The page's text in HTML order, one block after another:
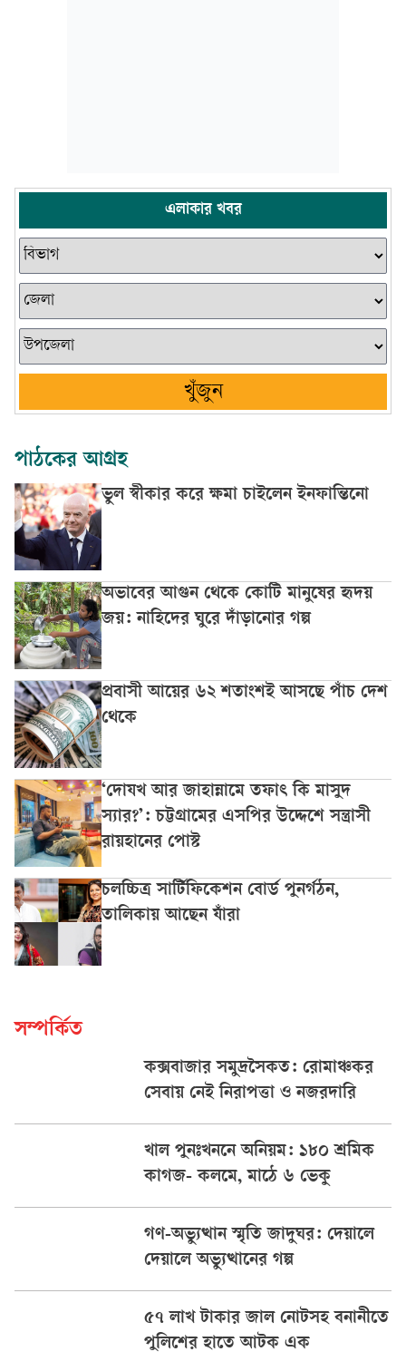
এলাকার খবর
খুঁজুন
পাঠকের আগ্রহ
ভুল স্বীকার করে ক্ষমা চাইলেন ইনফান্তিনো
অভাবের আগুন থেকে কোটি মানুষের হৃদয়
জয়: নাহিদের ঘুরে দাঁড়ানোর গল্প
প্রবাসী আয়ের ৬২ শতাংশই আসছে পাঁচ দেশ
থেকে
‘দোযখ আর জাহান্নামে তফাৎ কি মাসুদ
স্যার?’: চট্টগ্রামের এসপির উদ্দেশে সন্ত্রাসী
রায়হানের পোস্ট
চলচ্চিত্র সার্টিফিকেশন বোর্ড পুনর্গঠন,
তালিকায় আছেন যাঁরা
সম্পর্কিত
কক্সবাজার সমুদ্রসৈকত: রোমাঞ্চকর
সেবায় নেই নিরাপত্তা ও নজরদারি
খাল পুনঃখননে অনিয়ম: ১৮০ শ্রমিক
কাগজ- কলমে, মাঠে ৬ ভেকু
গণ-অভ্যুত্থান স্মৃতি জাদুঘর: দেয়ালে
দেয়ালে অভ্যুত্থানের গল্প
৫৭ লাখ টাকার জাল নোটসহ বনানীতে
পুলিশের হাতে আটক এক